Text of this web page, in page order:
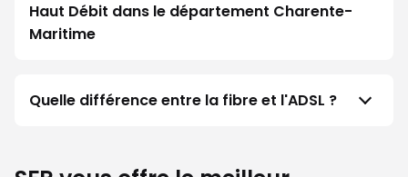
Haut Débit dans le département Charente-
Maritime
Quelle différence entre la fibre et l'ADSL ?